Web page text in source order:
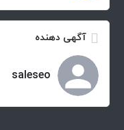
آگهی دهنده
saleseo